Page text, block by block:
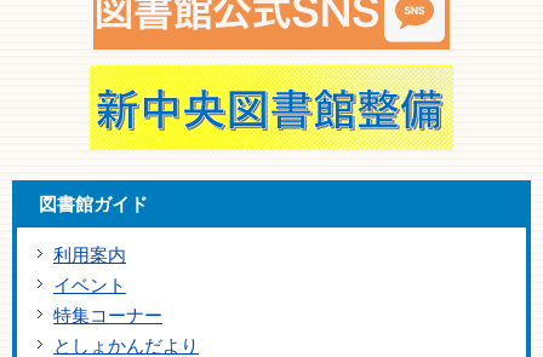
図書館ガイド
利用案内
イベント
特集コーナー
としょかんだより